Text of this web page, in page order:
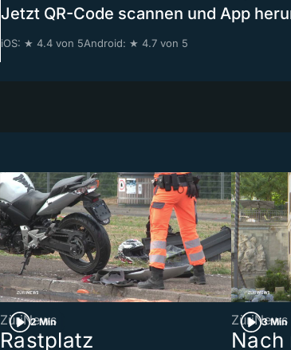
Jetzt QR-Code scannen und App
iOS: ★ 4.4 von 5Android: ★ 4.7 von 5
2 Min
ZüriNews
Rastplatz
3 Min
ZüriNews
Nach